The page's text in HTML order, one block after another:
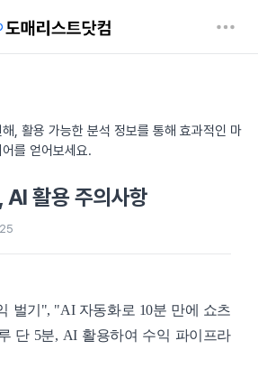
, 활용 가능한 분석 정보를 통해 효과적인 마
를 얻어보세요.
AI 활용 주의사항
벌기", "AI 자동화로 10분 만에 쇼츠
단 5분, AI 활용하여 수익 파이프라